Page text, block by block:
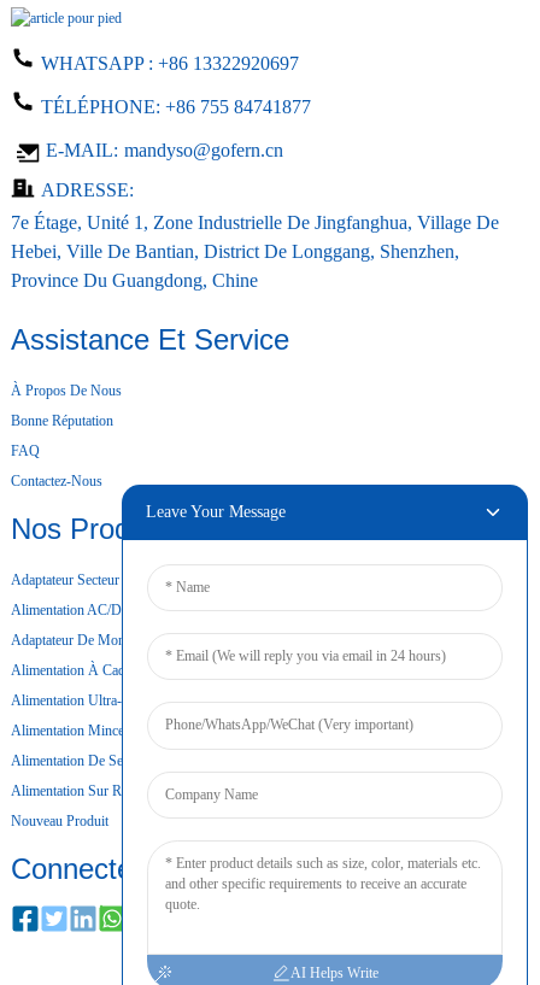
WHATSAPP : +86 13322920697
TÉLÉPHONE: +86 755 84741877
E-MAIL: mandyso@gofern.cn
ADRESSE:
7e Étage, Unité 1, Zone Industrielle De Jingfanghua, Village De
Hebei, Ville De Bantian, District De Longgang, Shenzhen,
Province Du Guangdong, Chine
Assistance Et Service
À Propos De Nous
Bonne Réputation
FAQ
Contactez-Nous
Nos Produits
Adaptateur Secteur De Bureau
Alimentation AC/DC
Adaptateur De Montage Mural
Alimentation À Cadre Ouvert
Alimentation Ultra-Mince
Alimentation Mince
Alimentation De Secours Par Batterie
Alimentation Sur Rail DIN
Nouveau Produit
Connecter
Leave Your Message
AI Helps Write